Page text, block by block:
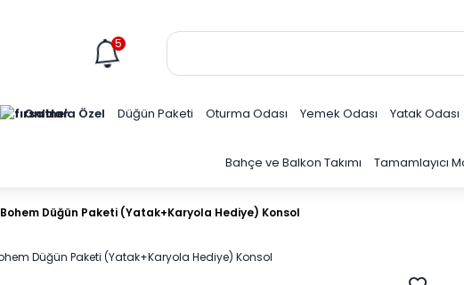
5
Online'a Özel Düğün Paketi Oturma Odası Yemek Odası Yatak Odası
Bahçe ve Balkon Takımı Tamamlayıcı
Bohem Düğün Paketi (Yatak+Karyola Hediye) Konsol